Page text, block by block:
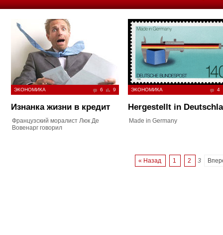
ЭКОНОМИКА 6 9
Изнанка жизни в кредит
Французский моралист Люк Де
Вовенарг говорил
ЭКОНОМИКА 4
Hergestellt in
Made in Germany
« Назад 1 2 3